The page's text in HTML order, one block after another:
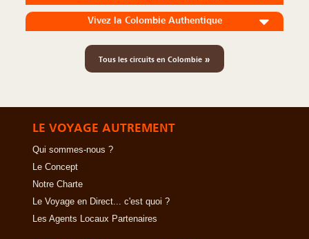
Vivez la Colombie Authentique
Tous les circuits en Colombie »
LE VOYAGE AUTREMENT
Qui sommes-nous ?
Le Concept
Notre Charte
Le Voyage en Direct... c'est quoi ?
Les Agents Locaux Partenaires